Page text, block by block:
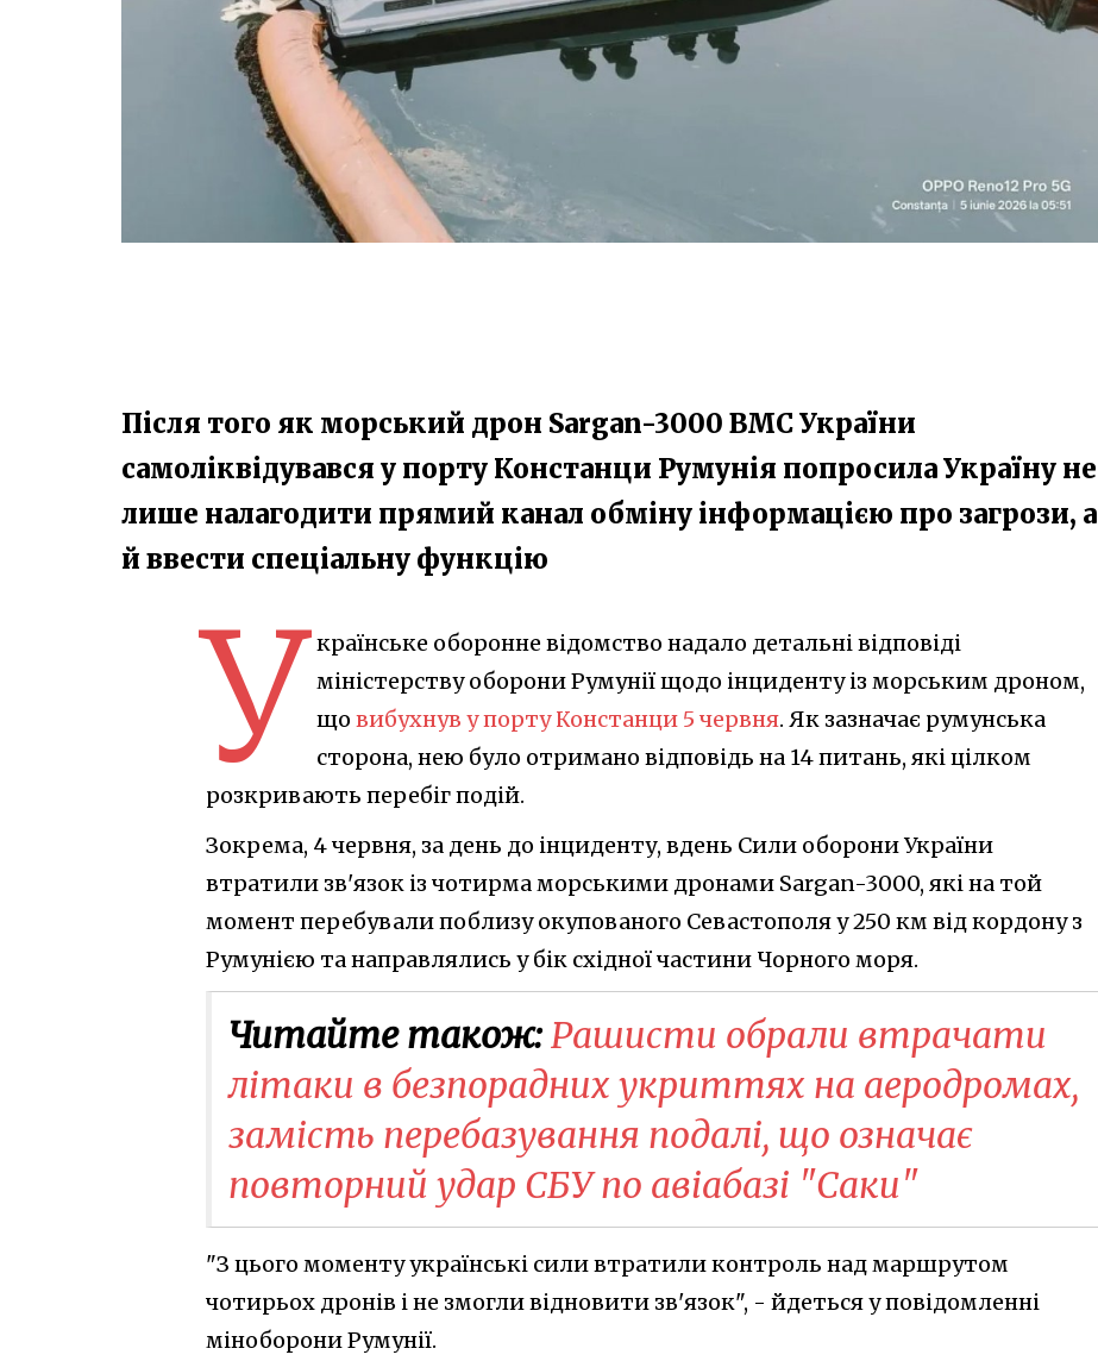
Після того як морський дрон Sargan-3000 ВМС України
самоліквідувався у порту Констанци Румунія попросила Україну не
лише налагодити прямий канал обміну інформацією про загрози, а
й ввести спеціальну функцію
У країнське оборонне відомство надало детальні відповіді
міністерству оборони Румунії щодо інциденту із морським дроном,
що вибухнув у порту Констанци 5 червня. Як зазначає румунська
сторона, нею було отримано відповідь на 14 питань, які цілком
розкривають перебіг подій.
Зокрема, 4 червня, за день до інциденту, вдень Сили оборони України
втратили зв'язок із чотирма морськими дронами Sargan-3000, які на той
момент перебували поблизу окупованого Севастополя у 250 км від кордону з
Румунією та направлялись у бік східної частини Чорного моря.
Читайте також:Рашисти обрали втрачати
літаки в безпорадних укриттях на аеродромах,
замість перебазування подалі, що означає
повторний удар СБУ по авіабазі "Саки"
"З цього моменту українські сили втратили контроль над маршрутом
чотирьох дронів і не змогли відновити зв'язок", - йдеться у повідомленні
міноборони Румунії.